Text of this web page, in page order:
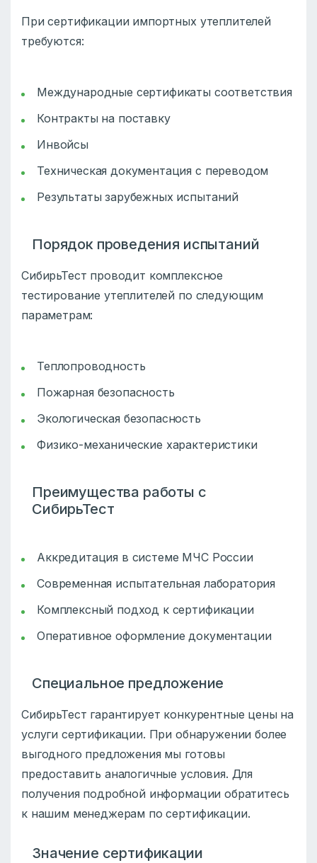
При сертификации импортных утеплителей
требуются:
Международные сертификаты соответствия
Контракты на поставку
Инвойсы
Техническая документация с переводом
Результаты зарубежных испытаний
Порядок проведения испытаний
СибирьТест проводит комплексное
тестирование утеплителей по следующим
параметрам:
Теплопроводность
Пожарная безопасность
Экологическая безопасность
Физико-механические характеристики
Преимущества работы с
СибирьТест
Аккредитация в системе МЧС России
Современная испытательная лаборатория
Комплексный подход к сертификации
Оперативное оформление документации
Специальное предложение
СибирьТест гарантирует конкурентные цены на
услуги сертификации. При обнаружении более
выгодного предложения мы готовы
предоставить аналогичные условия. Для
получения подробной информации обратитесь
к нашим менеджерам по сертификации.
Значение сертификации